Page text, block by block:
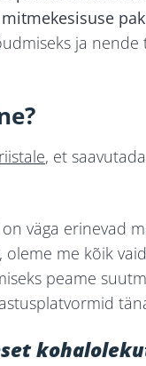
ja nende
, et
väga erinevad
oleme me kõik vaid
peame